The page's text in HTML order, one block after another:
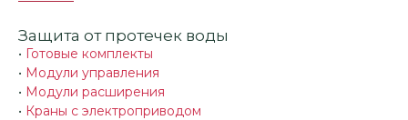
Защита от протечек воды
• Готовые комплекты
• Модули управления
• Модули расширения
• Краны с электроприводом